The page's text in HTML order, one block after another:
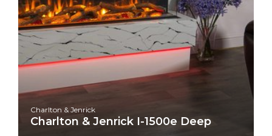
Charlton & Jenrick
Charlton & Jenrick I-1500e Deep